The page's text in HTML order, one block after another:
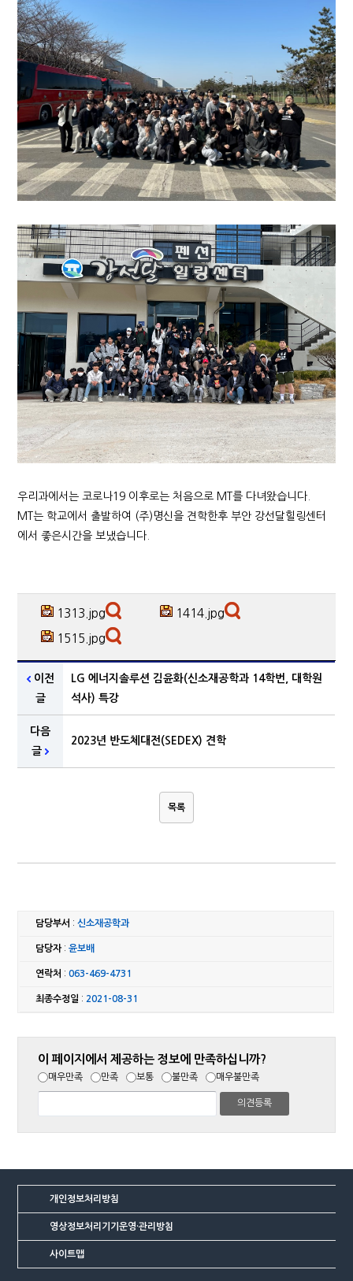
우리과에서는 코로나19 이후로는 처음으로 MT를 다녀왔습니다.
MT는 학교에서 출발하여 (주)명신을 견학한후 부안 강선달힐링센터
에서 좋은시간을 보냈습니다.
1313.jpg 1414.jpg
1515.jpg
이전
글
LG 에너지솔루션 김윤화(신소재공학과 14학번, 대학원
석사) 특강
다음
글
2023년 반도체대전(SEDEX) 견학
목록
담당부서 :신소재공학과
담당자:윤보배
연락처 :063-469-4731
최종수정일 : 2021-08-31
이 페이지에서 제공하는 정보에 만족하십니까?
매우만족 만족 보통 불만족 매우불만족
개인정보처리방침
영상정보처리기기운영·관리방침
사이트맵